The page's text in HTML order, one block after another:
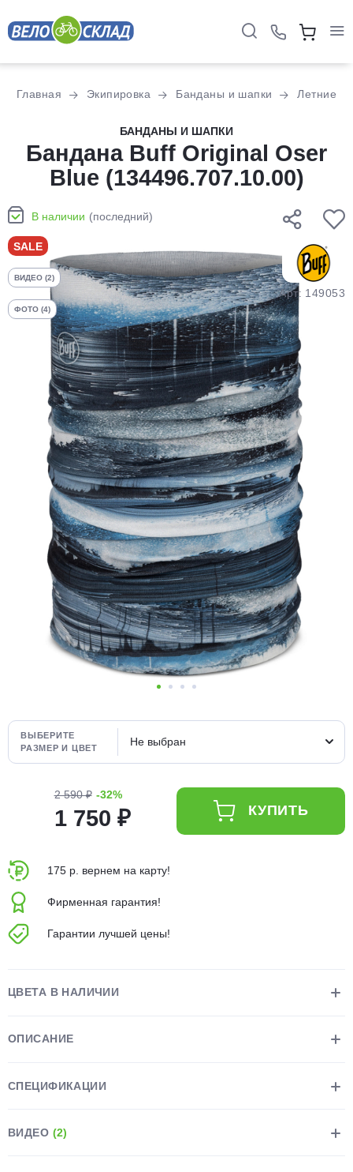
Главная Экипировка Банданы и шапки Летние
БАНДАНЫ И ШАПКИ
Бандана Buff Original Oser
Blue (134496.707.10.00)
В наличии (последний)
SALE
ВИДЕО (2)
ФОТО (4)
Арт: 149053
ВЫБЕРИТЕ
РАЗМЕР И ЦВЕТ
Не выбран
2 590 ₽ -32%
1 750 ₽ КУПИТЬ
175 р. вернем на карту!
Фирменная гарантия!
Гарантии лучшей цены!
ЦВЕТА В НАЛИЧИИ
ОПИСАНИЕ
СПЕЦИФИКАЦИИ
ВИДЕО (2)
Разбейте
оплатуна части
без переплат
График платежей
Сегодня
25%
Добавляйте товары
в корзину
Оплачивайте сегодня только
25% картой любого банка
Получайте товар
выбранный способом
Оставшиеся75% будут
списыватьсяс вашей карты
по25%каждые 2 недели
об оплате Плайтом
25
недели
Остались вопросы?
8 800 302-02-51